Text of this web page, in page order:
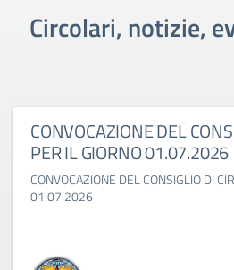
Circolari, notizie,
CONVOCAZIONE DEL
PER IL GIORNO 01.07.2026
CONVOCAZIONE DEL CONSIGLIO DI
01.07.2026